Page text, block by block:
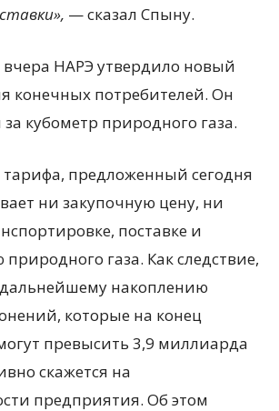
— сказал Спыну.
НАРЭ утвердило новый
конечных потребителей. Он
за кубометр природного газа.
предложенный сегодня
ни закупочную цену, ни
поставке и
газа. Как следствие,
дальнейшему накоплению
которые на конец
превысить 3,9 миллиарда
скажется на
предприятия. Об этом